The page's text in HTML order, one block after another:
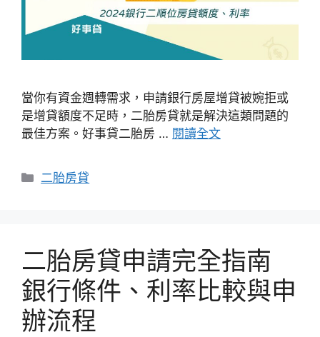
當你有資金週轉需求，申請銀行房屋增貸被婉拒或
是增貸額度不足時，二胎房貸就是解決這類問題的
最佳方案。好事貸二胎房 … 閱讀全文
分
二胎房貸
二胎房貸申請完全指南
銀行條件、利率比較與申
辦流程